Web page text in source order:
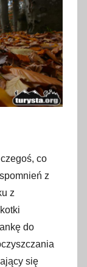
co
z
z
do
się